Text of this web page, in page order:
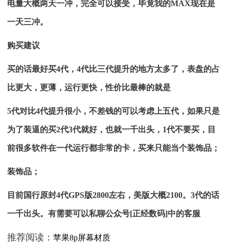
电量大概两天一冲，完全可以接受，毕竟我的MAX现在是
一天三冲。
购买建议
买的话最好买4代，4代比三代提升的地方太多了，表盘的占
比更大，更薄，运行更快，性价比最棒的就是
5代对比4代提升很小，不差钱的可以考虑上五代，如果只是
为了装逼的买2代3代就好，也就一千出头，1代不要买，目
前很多软件在一代运行都非常的卡，买来只能当个装饰品；
装饰品；
目前国行原封4代GPS版2800左右，美版大概2100。3代的话
一千出头。有需要可以私聊公众号[正经数码]中的客服
推荐阅读：苹果8p屏幕材质